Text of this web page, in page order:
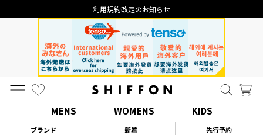
MENS WOMENS KIDS
ブランド 新着
先行予約